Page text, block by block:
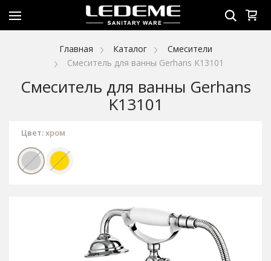
Главная Каталог
Смесители
Смеситель для ванны Gerhans K13101
Смеситель для ванны Gerhans
K13101
Цвет:хром